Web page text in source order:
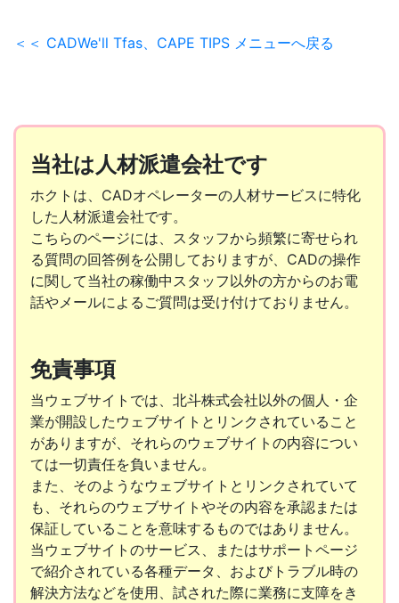
＜＜ CADWe'll Tfas、CAPE TIPS メニューへ戻る
当社は人材派遣会社です
ホクトは、CADオペレーターの人材サービスに特化
した人材派遣会社です。
こちらのページには、スタッフから頻繁に寄せられ
る質問の回答例を公開しておりますが、CADの操作
に関して当社の稼働中スタッフ以外の方からのお電
話やメールによるご質問は受け付けておりません。
免責事項
当ウェブサイトでは、北斗株式会社以外の個人・企
業が開設したウェブサイトとリンクされていること
がありますが、それらのウェブサイトの内容につい
ては一切責任を負いません。
また、そのようなウェブサイトとリンクされていて
も、それらのウェブサイトやその内容を承認または
保証していることを意味するものではありません。
当ウェブサイトのサービス、またはサポートページ
で紹介されている各種データ、およびトラブル時の
解決方法などを使用、試された際に業務に支障をき